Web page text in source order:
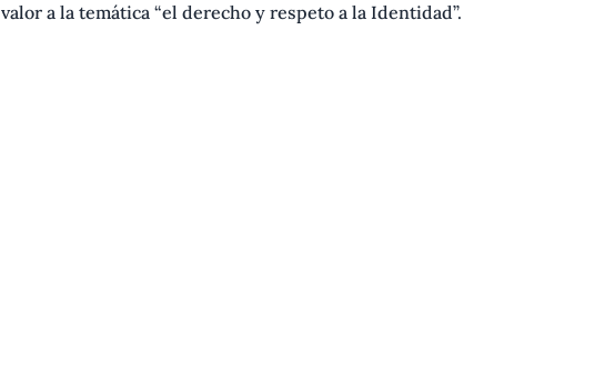
valor a la temática “el derecho y respeto a la Identidad”.